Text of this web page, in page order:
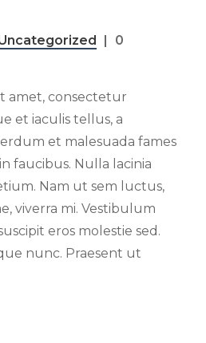
0
amet, consectetur
et iaculis tellus, a
et malesuada fames
faucibus. Nulla lacinia
Nam ut sem luctus,
viverra mi. Vestibulum
eros molestie sed.
nunc. Praesent ut